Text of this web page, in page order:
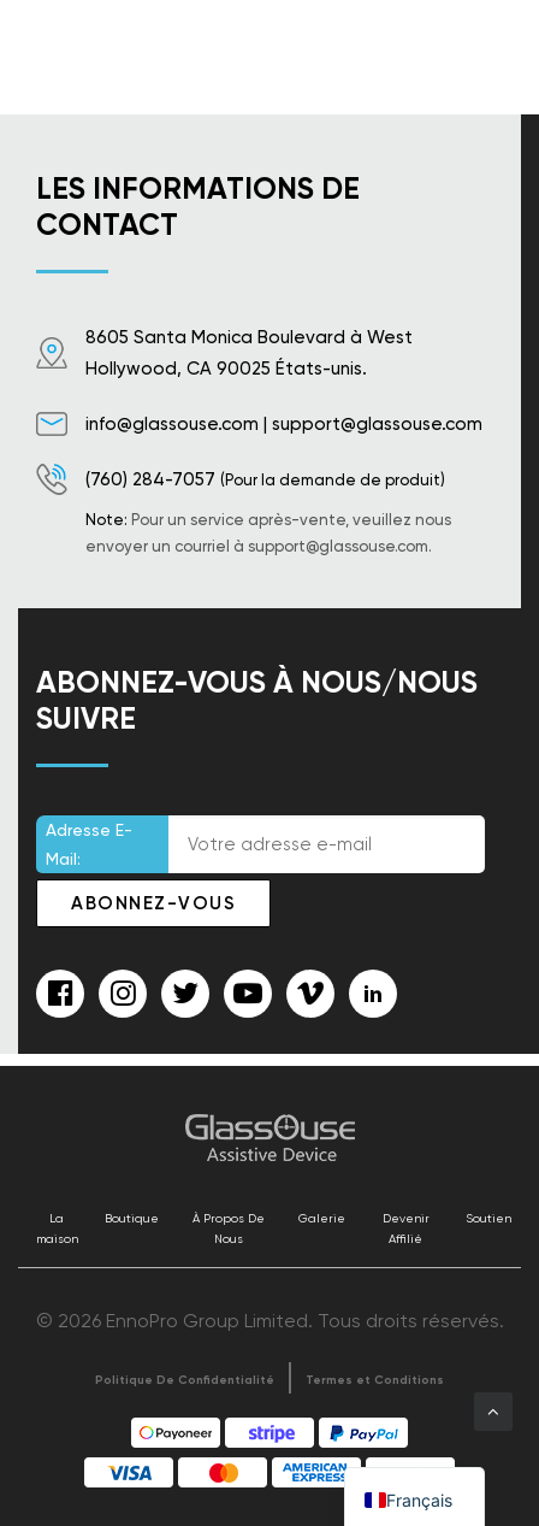
LES INFORMATIONS DE
CONTACT
8605 Santa Monica Boulevard à West
Hollywood, CA 90025 États-unis.
info@glassouse.com | support@glassouse.com
(760) 284-7057 (Pour la demande de produit)
Note: Pour un service après-vente, veuillez nous
envoyer un courriel à support@glassouse.com.
ABONNEZ-VOUS À NOUS/NOUS
SUIVRE
Adresse E-
Mail:
La
maison
Boutique
À Propos De
Nous
Galerie
Devenir
Affilié
Soutien
© 2026 EnnoPro Group Limited. Tous droits réservés.
Politique De Confidentialité Termes et Conditions
Français